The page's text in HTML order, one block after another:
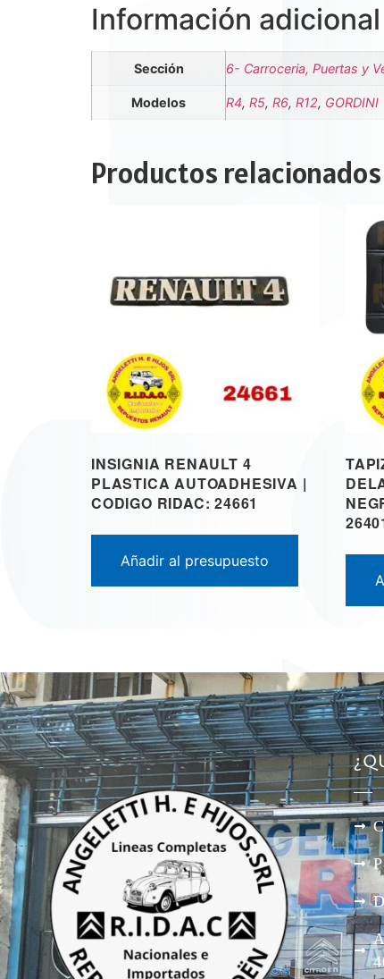
Información adicional
Sección 6- Carroceria, Puertas y
Modelos R4, R5, R6, R12, GORDINI
Productos relacionados
INSIGNIA RENAULT 4
PLASTICA AUTOADHESIVA |
CODIGO RIDAC: 24661
Añadir al presupuesto